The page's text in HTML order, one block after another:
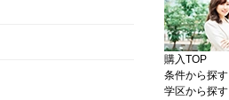
購入TOP
条件から探す
学区から探す